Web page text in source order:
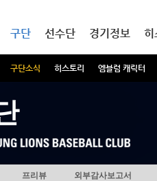
구단
구단소식 히스토리 엠블럼 캐릭터
선수단 경기정보 히
프리뷰 외부감사보고서